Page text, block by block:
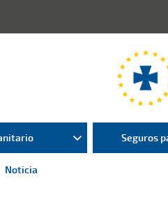
Seguros
Noticia